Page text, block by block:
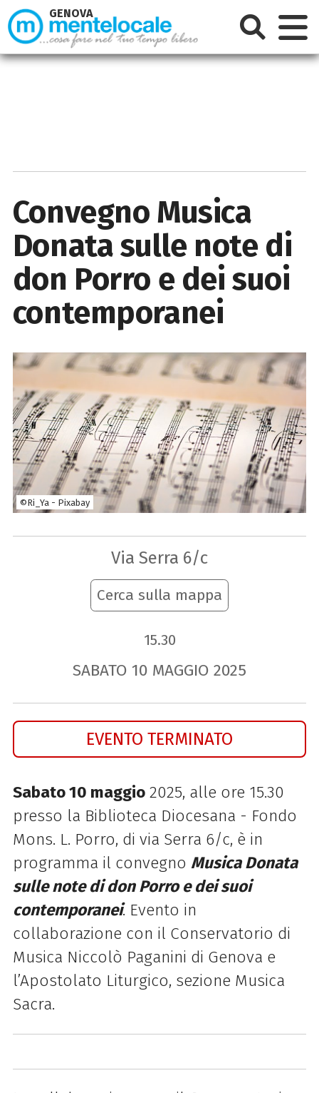
Convegno Musica
Donata sulle note di
don Porro e dei suoi
contemporanei
©Ri_Ya - Pixabay
Via Serra 6/c
Cerca sulla mappa
15.30
SABATO 10 MAGGIO 2025
EVENTO TERMINATO
Sabato 10 maggio2025, alle ore 15.30
presso la Biblioteca Diocesana - Fondo
Mons. L. Porro, di via Serra 6/c, è in
programma il convegno Musica Donata
sulle note di don Porro e dei suoi
contemporanei. Evento in
collaborazione con il Conservatorio di
Musica Niccolò Paganini di Genova e
l’Apostolato Liturgico, sezione Musica
Sacra.
GENOVA